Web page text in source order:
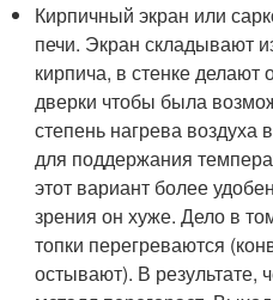
Кирпичный экран или
печи. Экран складывают
кирпича, в стенке
дверки чтобы была
степень нагрева
для поддержания
этот вариант более
зрения он хуже. Дело в
топки перегреваются
остывают). В результате,